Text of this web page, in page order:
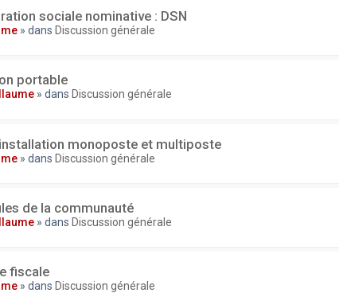
sociale nominative : DSN
» dans Discussion générale
portable
» dans Discussion générale
monoposte et multiposte
» dans Discussion générale
de la communauté
» dans Discussion générale
fiscale
» dans Discussion générale